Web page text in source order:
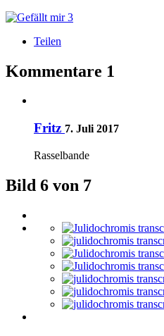
3
Teilen
Kommentare 1
Fritz 7. Juli 2017
Rasselbande
Bild 6 von 7